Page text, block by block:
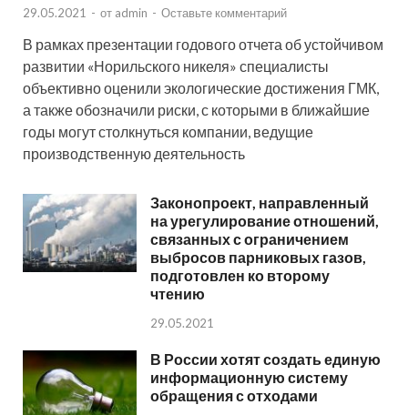
29.05.2021 - от admin - Оставьте комментарий
В рамках презентации годового отчета об устойчивом
развитии «Норильского никеля» специалисты
объективно оценили экологические достижения ГМК,
а также обозначили риски, с которыми в ближайшие
годы могут столкнуться компании, ведущие
производственную деятельность
Законопроект, направленный
на урегулирование отношений,
связанных с ограничением
выбросов парниковых газов,
подготовлен ко второму
чтению
29.05.2021
В России хотят создать единую
информационную систему
обращения с отходами